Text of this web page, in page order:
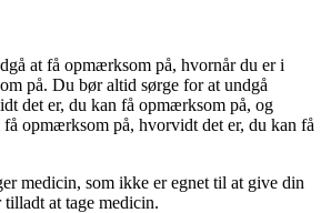
at få opmærksom på, hvornår du er i
på. Du bør altid sørge for at undgå
det er, du kan få opmærksom på, og
opmærksom på, hvorvidt det er, du kan få
medicin, som ikke er egnet til at give din
at tage medicin.